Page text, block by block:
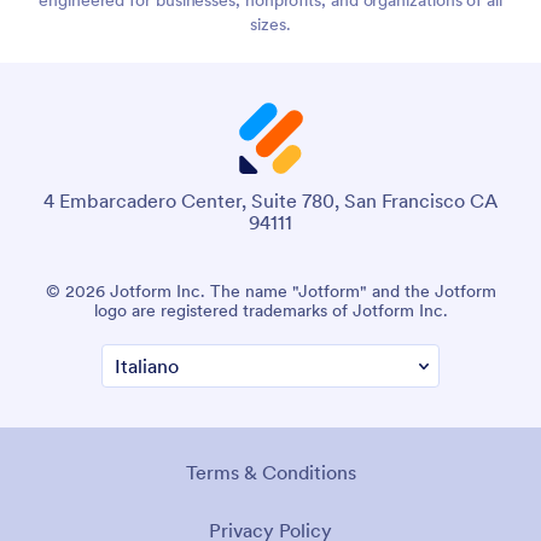
sizes.
4 Embarcadero Center, Suite 780, San Francisco CA
94111
© 2026 Jotform Inc. The name "Jotform" and the Jotform
logo are registered trademarks of Jotform Inc.
Terms & Conditions
Privacy Policy